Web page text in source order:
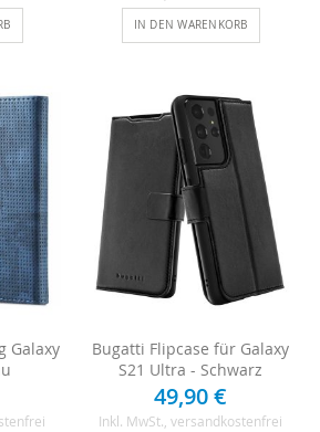
IN DEN WARENKORB
Galaxy
Bugatti Flipcase für Galaxy
S21 Ultra - Schwarz
49,90 €
Inkl. MwSt., versandkostenfrei